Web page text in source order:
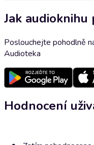
Jak audioknihu
Poslouchejte pohodlně
Audioteka
Hodnocení